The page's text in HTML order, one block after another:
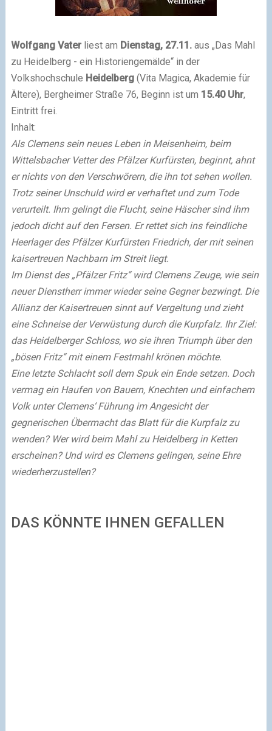
Wolfgang Vaterliest am Dienstag, 27.11.aus „Das Mahl
zu Heidelberg - ein Historiengemälde“ in der
Volkshochschule Heidelberg(Vita Magica, Akademie für
Ältere), Bergheimer Straße 76, Beginn ist um 15.40 Uhr,
Eintritt frei.
Inhalt:
Als Clemens sein neues Leben in Meisenheim, beim
Wittelsbacher Vetter des Pfälzer Kurfürsten, beginnt, ahnt
er nichts von den Verschwörern, die ihn tot sehen wollen.
Trotz seiner Unschuld wird er verhaftet und zum Tode
verurteilt. Ihm gelingt die Flucht, seine Häscher sind ihm
jedoch dicht auf den Fersen. Er rettet sich ins feindliche
Heerlager des Pfälzer Kurfürsten Friedrich, der mit seinen
kaisertreuen Nachbarn im Streit liegt.
Im Dienst des „Pfälzer Fritz“ wird Clemens Zeuge, wie sein
neuer Dienstherr immer wieder seine Gegner bezwingt. Die
Allianz der Kaisertreuen sinnt auf Vergeltung und zieht
eine Schneise der Verwüstung durch die Kurpfalz. Ihr Ziel:
das Heidelberger Schloss, wo sie ihren Triumph über den
„bösen Fritz“ mit einem Festmahl krönen möchte.
Eine letzte Schlacht soll dem Spuk ein Ende setzen. Doch
vermag ein Haufen von Bauern, Knechten und einfachem
Volk unter Clemens‘ Führung im Angesicht der
gegnerischen Übermacht das Blatt für die Kurpfalz zu
wenden? Wer wird beim Mahl zu Heidelberg in Ketten
erscheinen? Und wird es Clemens gelingen, seine Ehre
wiederherzustellen?
DAS KÖNNTE IHNEN GEFALLEN